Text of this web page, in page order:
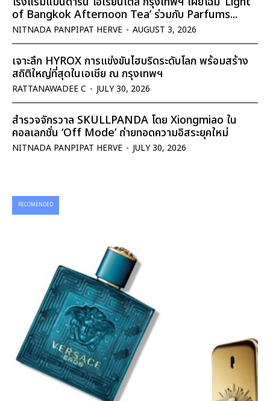
of Bangkok Afternoon Tea’ ร่วมกับ Parfums...
NITNADA PANPIPAT HERVE - AUGUST 3, 2026
เจาะลึก HYROX การแข่งขันไฮบริดระดับโลก พร้อมสร้าง
สถิติใหญ่ที่สุดในเอเชีย ณ กรุงเทพฯ
RATTANAWADEE C - JULY 30, 2026
สำรวจจักรวาล SKULLPANDA โดย Xiongmiao ใน
คอลเลกชั่น ‘Off Mode’ ถ่ายทอดความอิสระยุคใหม่
NITNADA PANPIPAT HERVE - JULY 30, 2026
RECOMENDED